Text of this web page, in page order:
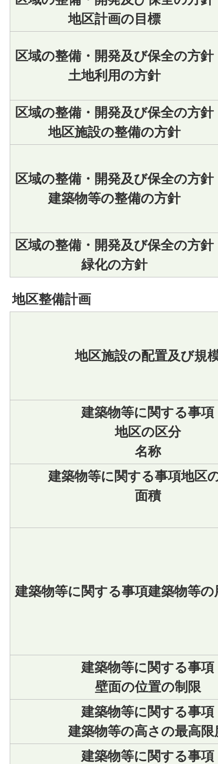
地区計画の目標
区域の整備・開発及び保全の方針
土地利用の方針
区域の整備・開発及び保全の方針
地区施設の整備の方針
区域の整備・開発及び保全の方針
建築物等の整備の方針
区域の整備・開発及び保全の方針
緑化の方針
地区整備計画
地区施設の配置及び規
建築物等に関する事項
地区の区分
名称
建築物等に関する事項地区
面積
建築物等に関する事項建築物等
建築物等に関する事項
壁面の位置の制限
建築物等に関する事項
建築物等の高さの最高限
建築物等に関する事項